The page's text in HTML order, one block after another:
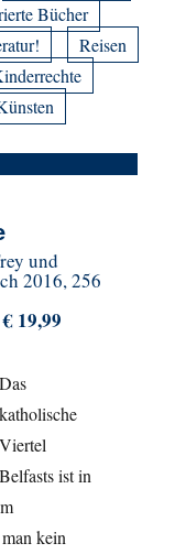
Bücher
Reisen
und
2016, 256
19,99
Das
katholische
Viertel
Belfasts ist in
kein